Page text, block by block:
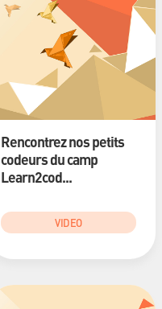
Rencontrez nos petits
codeurs du camp
Learn2cod...
VIDEO